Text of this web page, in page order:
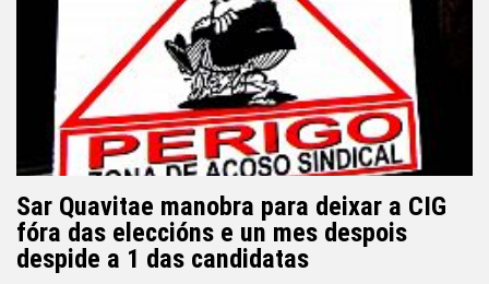
Sar Quavitae manobra para deixar a CIG
fóra das eleccións e un mes despois
despide a 1 das candidatas